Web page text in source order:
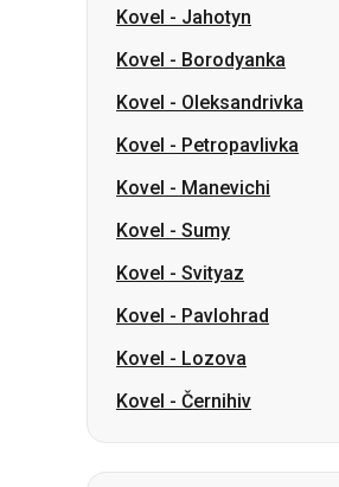
Kovel - Jahotyn
Kovel - Borodyanka
Kovel - Oleksandrivka
Kovel - Petropavlivka
Kovel - Manevichi
Kovel - Sumy
Kovel - Svityaz
Kovel - Pavlohrad
Kovel - Lozova
Kovel - Černihiv